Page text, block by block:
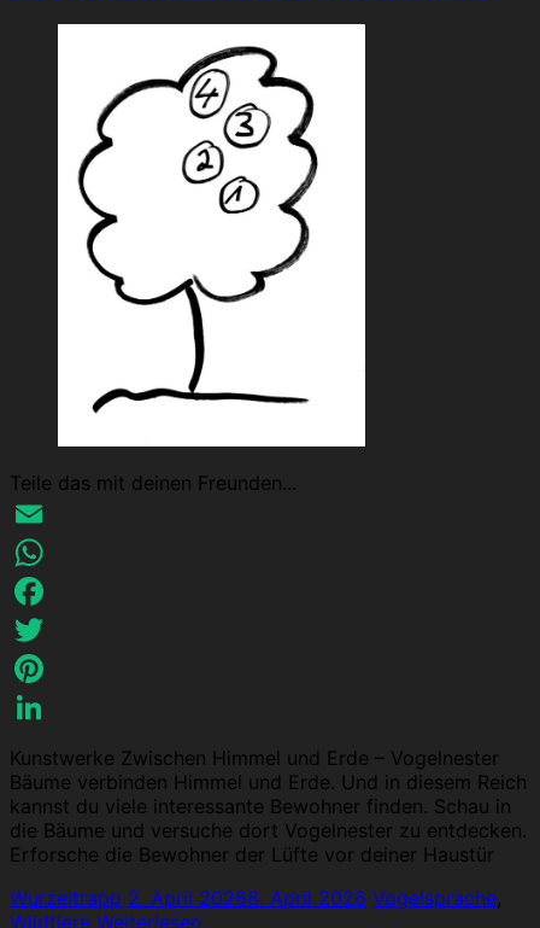
Teile das mit deinen Freunden...
Email
WhatsApp
Facebook
Twitter
Pinterest
Kunstwerke Zwischen Himmel und Erde – Vogelnester
Bäume verbinden Himmel und Erde. Und in diesem Reich
kannst du viele interessante Bewohner finden. Schau in
die Bäume und versuche dort Vogelnester zu entdecken.
Erforsche die Bewohner der Lüfte vor deiner Haustür
Wurzeltrapp 2. April 20268. April 2026 Vogelsprache
Wildtiere Weiterlesen